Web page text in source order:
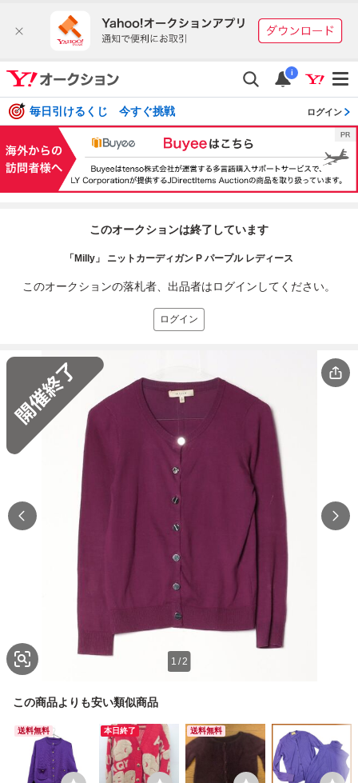
i
毎日引けるくじ 今すぐ挑戦 ログイン
このオークションは終了しています
「Milly」 ニットカーディガン P パープル レディース
このオークションの落札者、出品者はログインしてください。
ログイン
1 /2
この商品よりも安い類似商品
送料無料 本日終了 送料無料